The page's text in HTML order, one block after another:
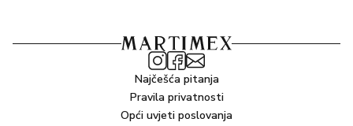
Najčešća pitanja
Pravila privatnosti
Opći uvjeti poslovanja